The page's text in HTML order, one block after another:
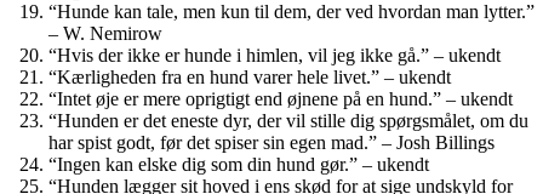
“Hunde kan tale, men kun til dem, der ved hvordan man lytter.”
– W. Nemirow
“Hvis der ikke er hunde i himlen, vil jeg ikke gå.” – ukendt
“Kærligheden fra en hund varer hele livet.” – ukendt
“Intet øje er mere oprigtigt end øjnene på en hund.” – ukendt
“Hunden er det eneste dyr, der vil stille dig spørgsmålet, om du
har spist godt, før det spiser sin egen mad.” – Josh Billings
“Ingen kan elske dig som din hund gør.” – ukendt
“Hunden lægger sit hoved i ens skød for at sige undskyld for